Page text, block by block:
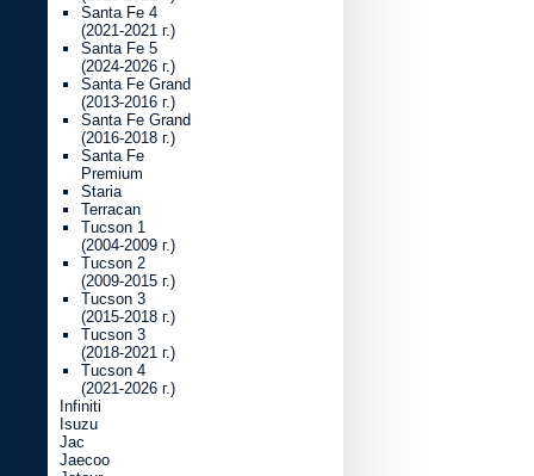
Santa Fe 4
(2021-2021 г.)
Santa Fe 5
(2024-2026 г.)
Santa Fe Grand
(2013-2016 г.)
Santa Fe Grand
(2016-2018 г.)
Santa Fe
Premium
Staria
Terracan
Tucson 1
(2004-2009 г.)
Tucson 2
(2009-2015 г.)
Tucson 3
(2015-2018 г.)
Tucson 3
(2018-2021 г.)
Tucson 4
(2021-2026 г.)
Infiniti
Isuzu
Jac
Jaecoo